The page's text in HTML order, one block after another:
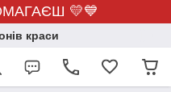
💛💙
краси